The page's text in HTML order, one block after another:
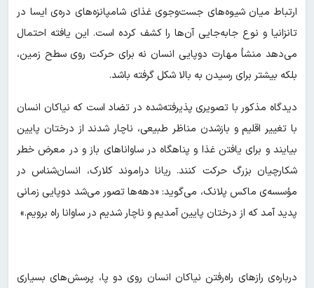
ارتباط میان شیوه‌های جست‌وجوی غذای شامپانزه‌های دره‌ی ایسا در
تانزانیا و نوع جابه‌جایی آن‌ها را کشف کرده است. این یافته احتمال
می‌دهد منشأ مهارت دوپایی انسان نه برای حرکت روی سطح زمین،
بلکه بیشتر برای رسیدن به بالا شکل گرفته باشد.
دیدگاه مذکور با تصویری پذیرفته‌شده در تضاد است که نیاکان انسان
با تغییر اقلیم و بازشدن مناظر طبیعی، ناچار شدند از درختان پایین
بیایند و برای یافتن غذا و پناهگاه در ساواناهای باز و در معرض خطر
شکارچیان بزرگ حرکت کنند. ریانا دراموند کلارک، انسان‌شناس در
مؤسسه‌ی ماکس پلانک، می‌گوید: «دهه‌ها تصور می‌شد دوپایی زمانی
پدید آمد که از درختان پایین آمدیم و ناچار شدیم در ساوانا راه برویم.»
درباره‌ی رازهای راه‌رفتن نیاکان انسان روی دو پا، پرسش‌های بسیاری